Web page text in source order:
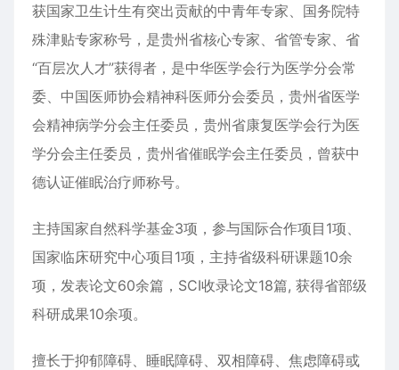
获国家卫生计生有突出贡献的中青年专家、国务院特
殊津贴专家称号，是贵州省核心专家、省管专家、省
“百层次人才”获得者，是中华医学会行为医学分会常
委、中国医师协会精神科医师分会委员，贵州省医学
会精神病学分会主任委员，贵州省康复医学会行为医
学分会主任委员，贵州省催眠学会主任委员，曾获中
德认证催眠治疗师称号。
主持国家自然科学基金3项，参与国际合作项目1项、
国家临床研究中心项目1项，主持省级科研课题10余
项，发表论文60余篇，SCI收录论文18篇, 获得省部级
科研成果10余项。
擅长于抑郁障碍、睡眠障碍、双相障碍、焦虑障碍或